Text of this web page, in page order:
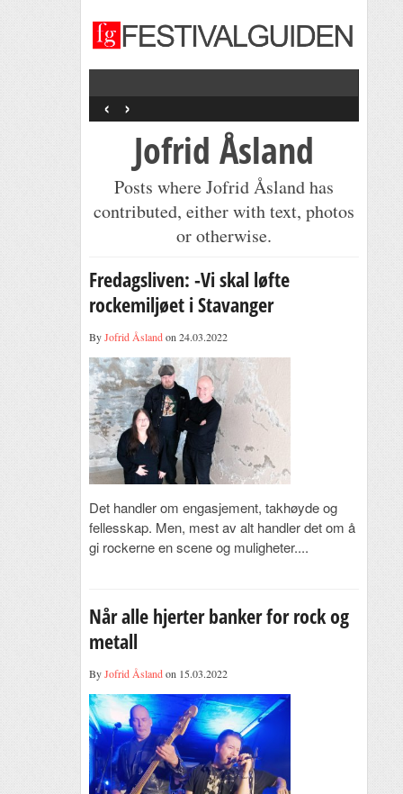
‹ ›
Jofrid Åsland
Posts where Jofrid Åsland has
contributed, either with text, photos
or otherwise.
Fredagsliven: -Vi skal løfte
rockemiljøet i Stavanger
ByJofrid Åslandon 24.03.2022
Det handler om engasjement, takhøyde og
fellesskap. Men, mest av alt handler det om å
gi rockerne en scene og muligheter....
Når alle hjerter banker for rock og
metall
ByJofrid Åslandon 15.03.2022